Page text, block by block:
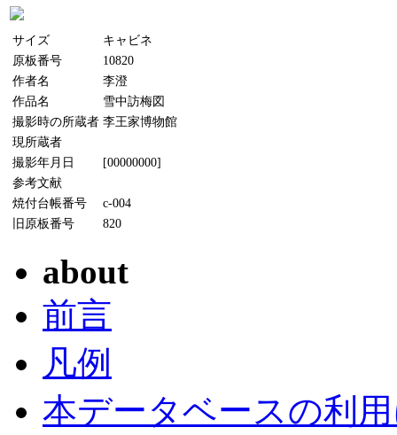
サイズ
キャビネ
原板番号
10820
作者名
李澄
作品名
雪中訪梅図
撮影時の所蔵者 李王家博物館
現所蔵者
撮影年月日
[00000000]
参考文献
焼付台帳番号
c-004
旧原板番号
820
about
前言
凡例
本データベースの利